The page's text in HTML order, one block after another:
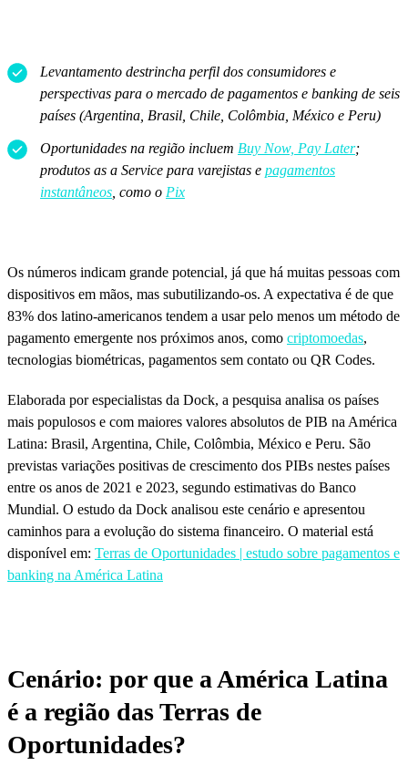
Levantamento destrincha perfil dos consumidores e
perspectivas para o mercado de pagamentos e banking de seis
países (Argentina, Brasil, Chile, Colômbia, México e Peru)
Oportunidades na região incluem Buy Now, Pay Later;
produtos as a Service para varejistas e pagamentos
instantâneos , como o Pix
Os números indicam grande potencial, já que há muitas pessoas com
dispositivos em mãos, mas subutilizando-os. A expectativa é de que
83% dos latino-americanos tendem a usar pelo menos um método de
pagamento emergente nos próximos anos, como criptomoedas,
tecnologias biométricas, pagamentos sem contato ou QR Codes.
Elaborada por especialistas da Dock, a pesquisa analisa os países
mais populosos e com maiores valores absolutos de PIB na América
Latina: Brasil, Argentina, Chile, Colômbia, México e Peru. São
previstas variações positivas de crescimento dos PIBs nestes países
entre os anos de 2021 e 2023, segundo estimativas do Banco
Mundial. O estudo da Dock analisou este cenário e apresentou
caminhos para a evolução do sistema financeiro. O material está
disponível em: Terras de Oportunidades | estudo sobre pagamentos e
banking na América Latina
Cenário: por que a América Latina
é a região das Terras de
Oportunidades?